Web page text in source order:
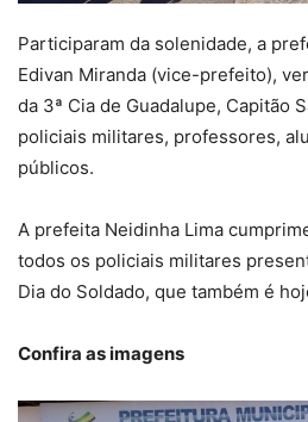
Participaram da solenidade, a
Edivan Miranda (vice-prefeito),
da 3ª Cia de Guadalupe, Capitão
policiais militares, professores,
públicos.
A prefeita Neidinha Lima
todos os policiais militares
Dia do Soldado, que também é
Confira as imagens